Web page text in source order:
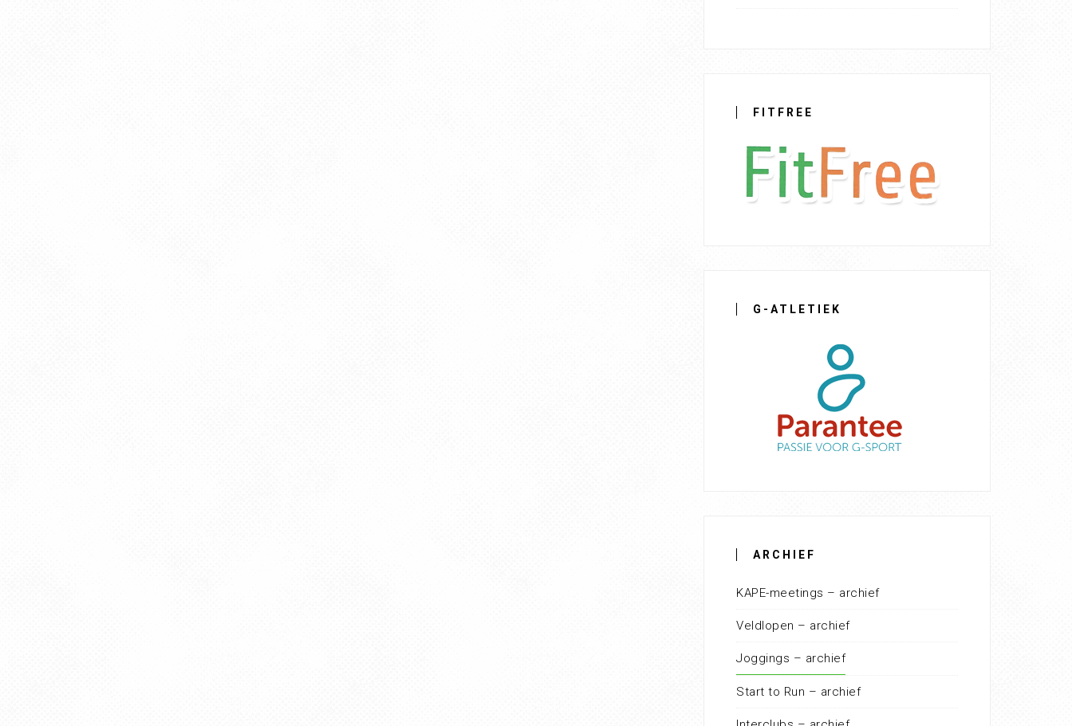
FITFREE
G-ATLETIEK
ARCHIEF
KAPE-meetings – archief
Veldlopen – archief
Joggings – archief
Start to Run – archief